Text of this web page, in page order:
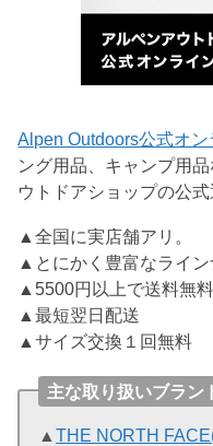
Alpen Outdoors公式オ
ング用品、キャンプ用
ウトドアショップの公式
▲全国に実店舗アリ。
▲とにかく豊富なライン
▲5500円以上で送料無料
▲最短翌日配送
▲サイズ交換１回無料
主な取り扱いブラン
▲THE NORTH